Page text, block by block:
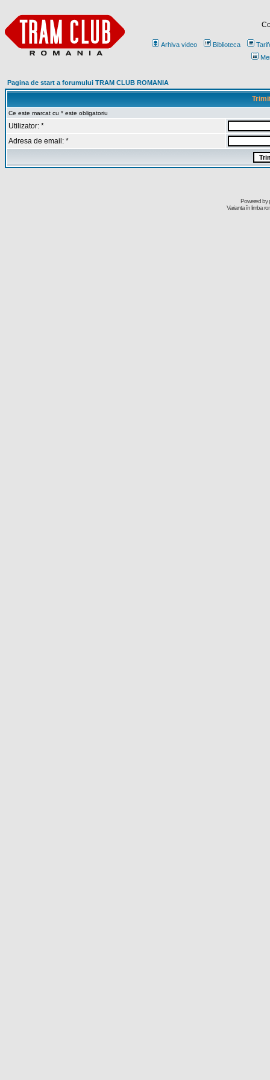
Arhiva video Biblioteca
Pagina de start a forumului TRAM CLUB ROMANIA
Ce este marcat cu * este obligatoriu
Utilizator: *
Adresa de email: *
Powered by
Varianta în limba